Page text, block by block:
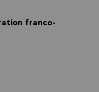
franco-